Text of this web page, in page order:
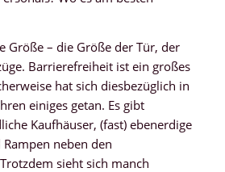
Größe – die Größe der Tür, der
Barrierefreiheit ist ein großes
hat sich diesbezüglich in
einiges getan. Es gibt
Kaufhäuser, (fast) ebenerdige
neben den
sieht sich manch